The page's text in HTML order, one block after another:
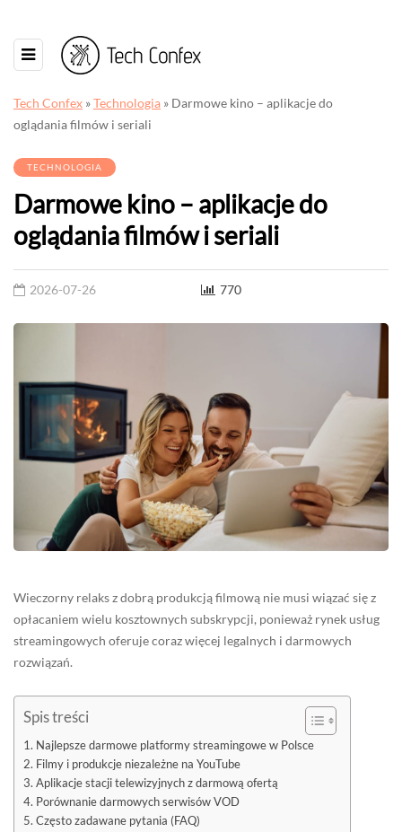
Tech Confex »Technologia » Darmowe kino – aplikacje do
oglądania filmów i seriali
TECHNOLOGIA
Darmowe kino – aplikacje do
oglądania filmów i seriali
2026-07-26 770
Wieczorny relaks z dobrą produkcją filmową nie musi wiązać się z
opłacaniem wielu kosztownych subskrypcji, ponieważ rynek usług
streamingowych oferuje coraz więcej legalnych i darmowych
rozwiązań.
Spis treści
Najlepsze darmowe platformy streamingowe w Polsce
Filmy i produkcje niezależne na YouTube
Aplikacje stacji telewizyjnych z darmową ofertą
Porównanie darmowych serwisów VOD
Często zadawane pytania (FAQ)